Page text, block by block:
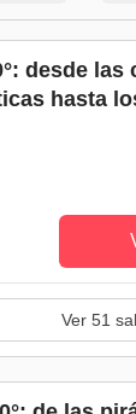
desde las
hasta
Ver 51